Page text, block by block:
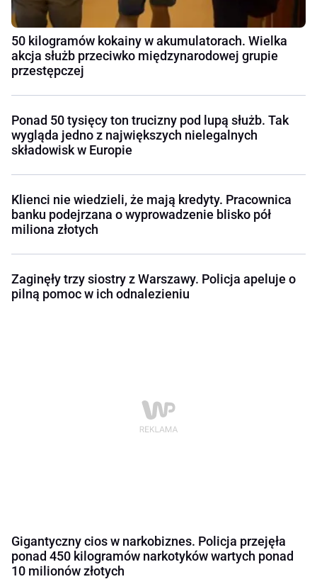
50 kilogramów kokainy w akumulatorach. Wielka
akcja służb przeciwko międzynarodowej grupie
przestępczej
Ponad 50 tysięcy ton trucizny pod lupą służb. Tak
wygląda jedno z największych nielegalnych
składowisk w Europie
Klienci nie wiedzieli, że mają kredyty. Pracownica
banku podejrzana o wyprowadzenie blisko pół
miliona złotych
Zaginęły trzy siostry z Warszawy. Policja apeluje o
pilną pomoc w ich odnalezieniu
Gigantyczny cios w narkobiznes. Policja przejęła
ponad 450 kilogramów narkotyków wartych ponad
10 milionów złotych